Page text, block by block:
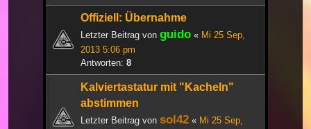
Offiziell: Übernahme
Letzter Beitrag von guido « Mi 25 Sep,
2013 5:06 pm
Antworten: 8
Kalviertastatur mit "Kacheln"
abstimmen
Letzter Beitrag von sol42 « Mi 25 Sep,